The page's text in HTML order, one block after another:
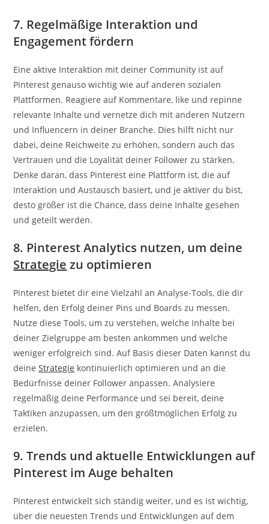
7. Regelmäßige Interaktion und
Engagement fördern
Eine aktive Interaktion mit deiner Community ist auf
Pinterest genauso wichtig wie auf anderen sozialen
Plattformen. Reagiere auf Kommentare, like und repinne
relevante Inhalte und vernetze dich mit anderen Nutzern
und Influencern in deiner Branche. Dies hilft nicht nur
dabei, deine Reichweite zu erhöhen, sondern auch das
Vertrauen und die Loyalität deiner Follower zu stärken.
Denke daran, dass Pinterest eine Plattform ist, die auf
Interaktion und Austausch basiert, und je aktiver du bist,
desto größer ist die Chance, dass deine Inhalte gesehen
und geteilt werden.
8. Pinterest Analytics nutzen, um deine
Strategie zu optimieren
Pinterest bietet dir eine Vielzahl an Analyse-Tools, die dir
helfen, den Erfolg deiner Pins und Boards zu messen.
Nutze diese Tools, um zu verstehen, welche Inhalte bei
deiner Zielgruppe am besten ankommen und welche
weniger erfolgreich sind. Auf Basis dieser Daten kannst du
deineStrategie kontinuierlich optimieren und an die
Bedürfnisse deiner Follower anpassen. Analysiere
regelmäßig deine Performance und sei bereit, deine
Taktiken anzupassen, um den größtmöglichen Erfolg zu
erzielen.
9. Trends und aktuelle Entwicklungen auf
Pinterest im Auge behalten
Pinterest entwickelt sich ständig weiter, und es ist wichtig,
über die neuesten Trends und Entwicklungen auf dem